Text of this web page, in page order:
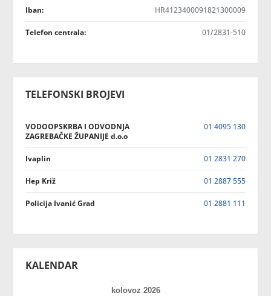
Iban: HR4123400091821300009
Telefon centrala: 01/2831-510
TELEFONSKI BROJEVI
VODOOPSKRBA I ODVODNJA
ZAGREBAČKE ŽUPANIJE d.o.o
01 4095 130
Ivaplin 01 2831 270
Hep Križ 01 2887 555
Policija Ivanić Grad 01 2881 111
KALENDAR
kolovoz 2026